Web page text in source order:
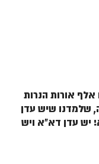
אורות הנרות
שלמדנו שיש עדן
יש עדן דא"א ויש